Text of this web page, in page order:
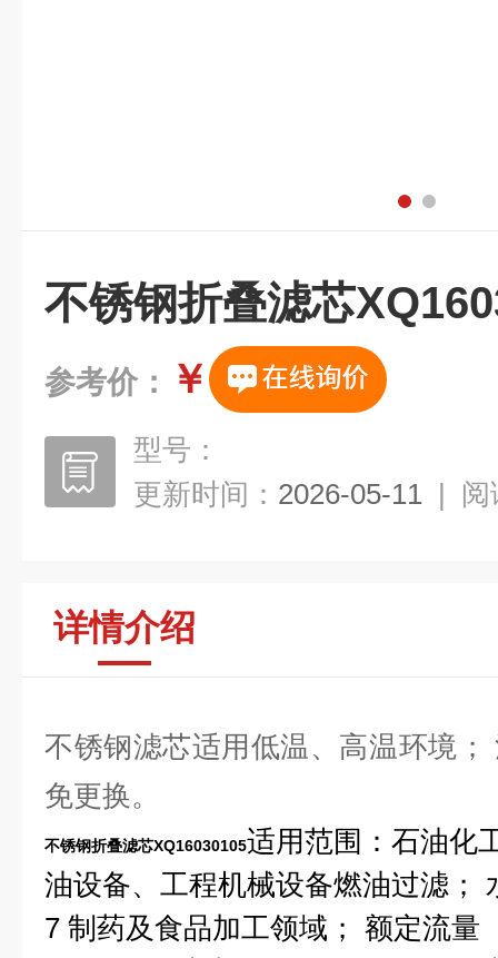
不锈钢折叠滤芯
参考价： ￥
型号：
更新时间： 2026-05-11 | 阅
详情介绍
不锈钢滤芯适用低温、高温环境
免更换。
不锈钢折叠滤芯XQ16030105适用范围：石油化
油设备、工程机械设备燃油过滤；
7 制药及食品加工领域； 额定流